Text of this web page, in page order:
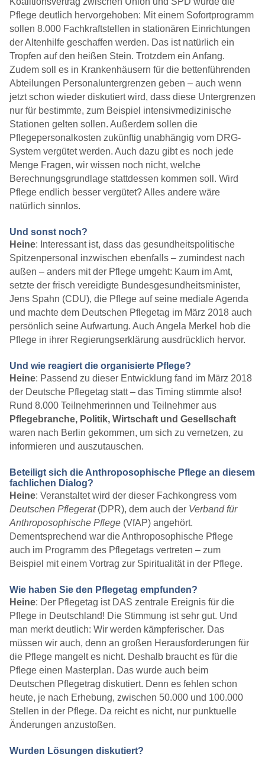
Pflege deutlich hervorgehoben: Mit einem Sofortprogramm
sollen 8.000 Fachkraftstellen in stationären Einrichtungen
der Altenhilfe geschaffen werden. Das ist natürlich ein
Tropfen auf den heißen Stein. Trotzdem ein Anfang.
Zudem soll es in Krankenhäusern für die bettenführenden
Abteilungen Personaluntergrenzen geben – auch wenn
jetzt schon wieder diskutiert wird, dass diese Untergrenzen
nur für bestimmte, zum Beispiel intensivmedizinische
Stationen gelten sollen. Außerdem sollen die
Pflegepersonalkosten zukünftig unabhängig vom DRG-
System vergütet werden. Auch dazu gibt es noch jede
Menge Fragen, wir wissen noch nicht, welche
Berechnungsgrundlage stattdessen kommen soll. Wird
Pflege endlich besser vergütet? Alles andere wäre
natürlich sinnlos.
Und sonst noch?
Heine: Interessant ist, dass das gesundheitspolitische
Spitzenpersonal inzwischen ebenfalls – zumindest nach
außen – anders mit der Pflege umgeht: Kaum im Amt,
setzte der frisch vereidigte Bundesgesundheitsminister,
Jens Spahn (CDU), die Pflege auf seine mediale Agenda
und machte dem Deutschen Pflegetag im März 2018 auch
persönlich seine Aufwartung. Auch Angela Merkel hob die
Pflege in ihrer Regierungserklärung ausdrücklich hervor.
Und wie reagiert die organisierte Pflege?
Heine: Passend zu dieser Entwicklung fand im März 2018
der Deutsche Pflegetag statt – das Timing stimmte also!
Rund 8.000 Teilnehmerinnen und Teilnehmer aus
Pflegebranche, Politik, Wirtschaft und Gesellschaft
waren nach Berlin gekommen, um sich zu vernetzen, zu
informieren und auszutauschen.
Beteiligt sich die Anthroposophische Pflege an diesem
fachlichen Dialog?
Heine: Veranstaltet wird der dieser Fachkongress vom
Deutschen Pflegerat(DPR), dem auch der Verband für
Anthroposophische Pflege(VfAP) angehört.
Dementsprechend war die Anthroposophische Pflege
auch im Programm des Pflegetags vertreten – zum
Beispiel mit einem Vortrag zur Spiritualität in der Pflege.
Wie haben Sie den Pflegetag empfunden?
Heine: Der Pflegetag ist DAS zentrale Ereignis für die
Pflege in Deutschland! Die Stimmung ist sehr gut. Und
man merkt deutlich: Wir werden kämpferischer. Das
müssen wir auch, denn an großen Herausforderungen für
die Pflege mangelt es nicht. Deshalb braucht es für die
Pflege einen Masterplan. Das wurde auch beim
Deutschen Pflegetrag diskutiert. Denn es fehlen schon
heute, je nach Erhebung, zwischen 50.000 und 100.000
Stellen in der Pflege. Da reicht es nicht, nur punktuelle
Änderungen anzustoßen.
Wurden Lösungen diskutiert?